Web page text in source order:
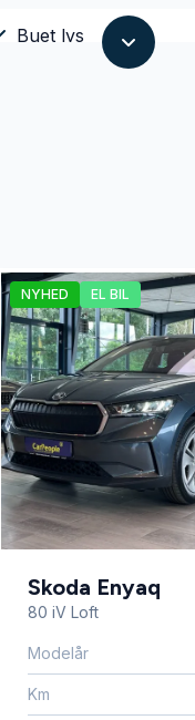
Buet lys
Kabinevarmer
Navigation
Skiltegenkendelse
Sædevarme
NYHED EL BIL
Skoda Enyaq
80 iV Loft
Modelår
Km